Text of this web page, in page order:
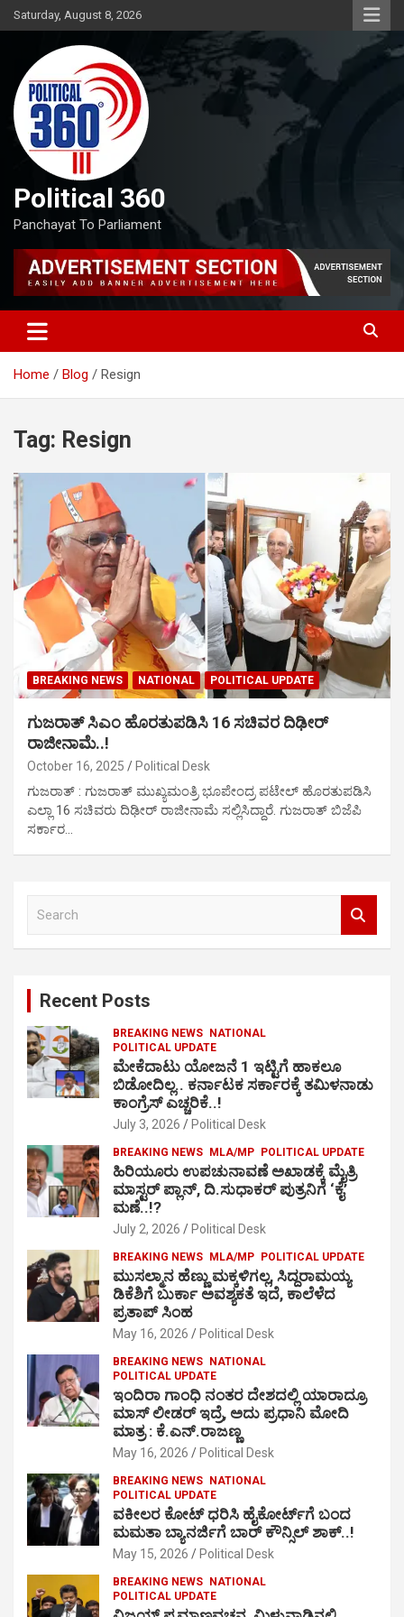
Skip
to
Saturday, August 8, 2026
Political 360
Panchayat To Parliament
Home Blog Resign
Tag: Resign
BREAKING NEWS NATIONAL POLITICAL UPDATE
ಗುಜರಾತ್‌ ಸಿಎಂ ಹೊರತುಪಡಿಸಿ 16 ಸಚಿವರ ದಿಢೀರ್
ರಾಜೀನಾಮೆ..!
October 16, 2025 Political Desk
ಗುಜರಾತ್‌ : ಗುಜರಾತ್‌ ಮುಖ್ಯಮಂತ್ರಿ ಭೂಪೇಂದ್ರ ಪಟೇಲ್ ಹೊರತುಪಡಿಸಿ
ಎಲ್ಲಾ 16 ಸಚಿವರು ದಿಢೀರ್ ರಾಜೀನಾಮೆ ಸಲ್ಲಿಸಿದ್ದಾರೆ. ಗುಜರಾತ್‌ ಬಿಜೆಪಿ
ಸರ್ಕಾರ…
Recent Posts
BREAKING NEWS
NATIONAL
POLITICAL UPDATE
ಮೇಕೆದಾಟು ಯೋಜನೆ 1 ಇಟ್ಟಿಗೆ ಹಾಕಲೂ
ಬಿಡೋದಿಲ್ಲ.. ಕರ್ನಾಟಕ ಸರ್ಕಾರಕ್ಕೆ ತಮಿಳನಾಡು
ಕಾಂಗ್ರೆಸ್ ಎಚ್ಚರಿಕೆ..!
July 3, 2026 Political Desk
BREAKING NEWS MLA/MP POLITICAL UPDATE
ಹಿರಿಯೂರು ಉಪಚುನಾವಣೆ ಅಖಾಡಕ್ಕೆ ಮೈತ್ರಿ
ಮಾಸ್ಟರ್ ಪ್ಲಾನ್, ದಿ.ಸುಧಾಕರ್ ಪುತ್ರನಿಗೆ ‘ಕೈ’
ಮಣೆ..!?
July 2, 2026 Political Desk
BREAKING NEWS MLA/MP POLITICAL UPDATE
ಮುಸಲ್ಮಾನ ಹೆಣ್ಣು ಮಕ್ಕಳಿಗಲ್ಲ, ಸಿದ್ದರಾಮಯ್ಯ
ಡಿಕೆಶಿಗೆ ಬುರ್ಕಾ ಅವಶ್ಯಕತೆ ಇದೆ, ಕಾಲೆಳೆದ
ಪ್ರತಾಪ್ ಸಿಂಹ
May 16, 2026 Political Desk
BREAKING NEWS
NATIONAL
POLITICAL UPDATE
ಇಂದಿರಾ ಗಾಂಧಿ ನಂತರ ದೇಶದಲ್ಲಿ ಯಾರಾದ್ರೂ
ಮಾಸ್ ಲೀಡರ್ ಇದ್ರೆ, ಅದು ಪ್ರಧಾನಿ ಮೋದಿ
ಮಾತ್ರ : ಕೆ.ಎನ್.ರಾಜಣ್ಣ
May 16, 2026 Political Desk
BREAKING NEWS
NATIONAL
POLITICAL UPDATE
ವಕೀಲರ ಕೋಟ್ ಧರಿಸಿ ಹೈಕೋರ್ಟ್​ಗೆ ಬಂದ
ಮಮತಾ ಬ್ಯಾನರ್ಜಿಗೆ ಬಾರ್ ಕೌನ್ಸಿಲ್ ಶಾಕ್..!
May 15, 2026 Political Desk
BREAKING NEWS
NATIONAL
POLITICAL UPDATE